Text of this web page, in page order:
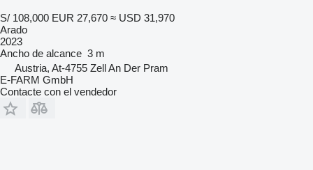
S/ 108,000 EUR 27,670 ≈ USD 31,970
Arado
2023
Ancho de alcance 3 m
Austria, At-4755 Zell An Der Pram
E-FARM GmbH
Contacte con el vendedor